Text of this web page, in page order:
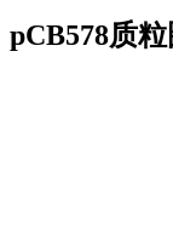
pCB578质